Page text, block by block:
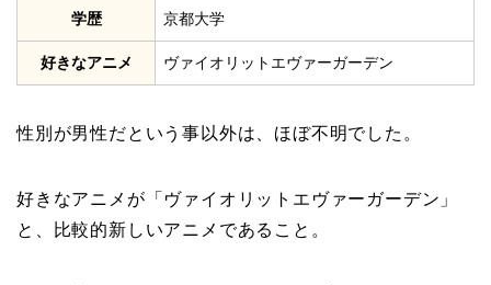
学歴 京都大学
好きなアニメ ヴァイオリットエヴァーガーデン
性別が男性だという事以外は、ほぼ不明でした。
好きなアニメが「ヴァイオリットエヴァーガーデン」
と、比較的新しいアニメであること。